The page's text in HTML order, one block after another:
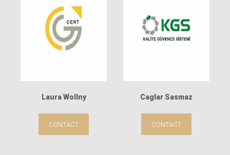
Laura Wollny
CONTACT
Caglar Sasmaz
CONTACT